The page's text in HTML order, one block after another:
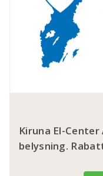
Kiruna El-Center
belysning.